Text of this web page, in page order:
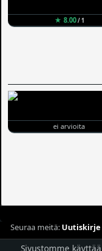
★ 8.00/ 1
ei arvioita
Seuraa meitä: Uutiskirje
Sivustomme